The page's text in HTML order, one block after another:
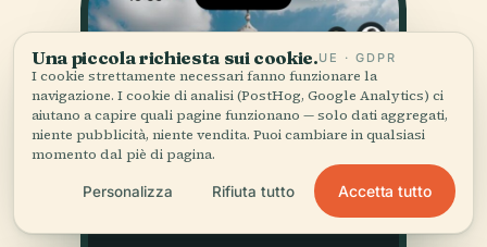
Una piccola richiesta sui cookie.UE · GDPR
I cookie strettamente necessari fanno funzionare la
navigazione. I cookie di analisi (PostHog, Google Analytics) ci
aiutano a capire quali pagine funzionano — solo dati aggregati,
niente pubblicità, niente vendita. Puoi cambiare in qualsiasi
momento dal piè di pagina.
Personalizza Rifiuta tutto Accetta tutto